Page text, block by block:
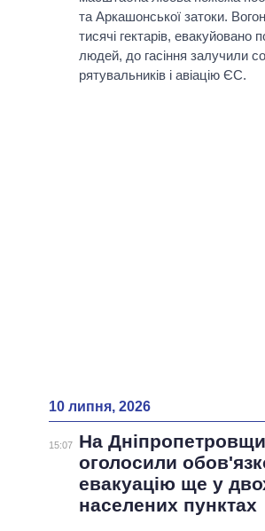
та Аркашонської затоки.
тисячі гектарів, евакуйовано
людей, до гасіння залучили
рятувальників і авіацію ЄС.
10 липня, 2026
15:07
На
оголосили
евакуацію ще у
населених пунктах